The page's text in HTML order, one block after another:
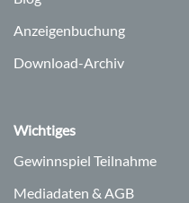
Anzeigenbuchung
Download-Archiv
Wichtiges
Gewinnspiel Teilnahme
Mediadaten & AGB